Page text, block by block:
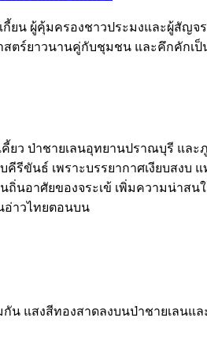
ยน ผู้คุ้มครองชาวประมงและผู้สัญจ
ร์ยาวนานคู่กับชุมชน และคึกคักเป็
ว ป่าชายเลนอุทยานปราณบุรี และ
คีรีขันธ์ เพราะบรรยากาศเงียบสงบ
นอาศัยของจระเข้ เพิ่มความน่าสน
อ่าวไทยตอนบน
แสงสีทองสาดลงบนป่าชายเลนแล